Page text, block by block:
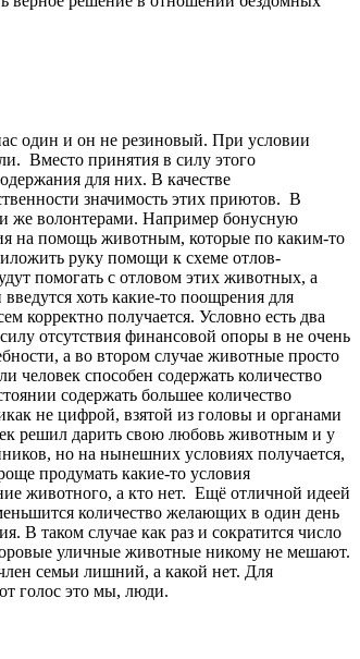
один и он не резиновый. При условии
Вместо принятия в силу этого
для них. В качестве
значимость этих приютов. В
же волонтерами. Например бонусную
на помощь животным, которые по каким-то
руку помощи к схеме отлов-
помогать с отловом этих животных, а
хоть какие-то поощрения для
корректно получается. Условно есть два
отсутствия финансовой опоры в не очень
а во втором случае животные просто
человек способен содержать количество
содержать большее количество
не цифрой, взятой из головы и органами
решил дарить свою любовь животным и у
но на нынешних условиях получается,
продумать какие-то условия
животного, а кто нет. Ещё отличной идеей
количество желающих в один день
В таком случае как раз и сократится число
уличные животные никому не мешают.
семьи лишний, а какой нет. Для
голос это мы, люди.